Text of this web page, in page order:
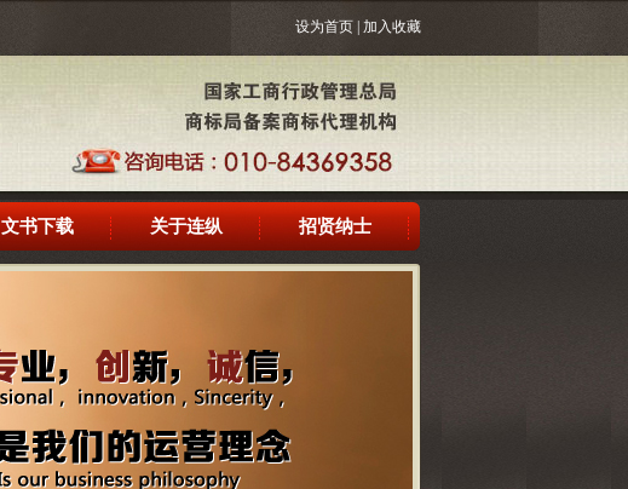
设为首页 加入收藏
文书下载 关于连纵 招贤纳士